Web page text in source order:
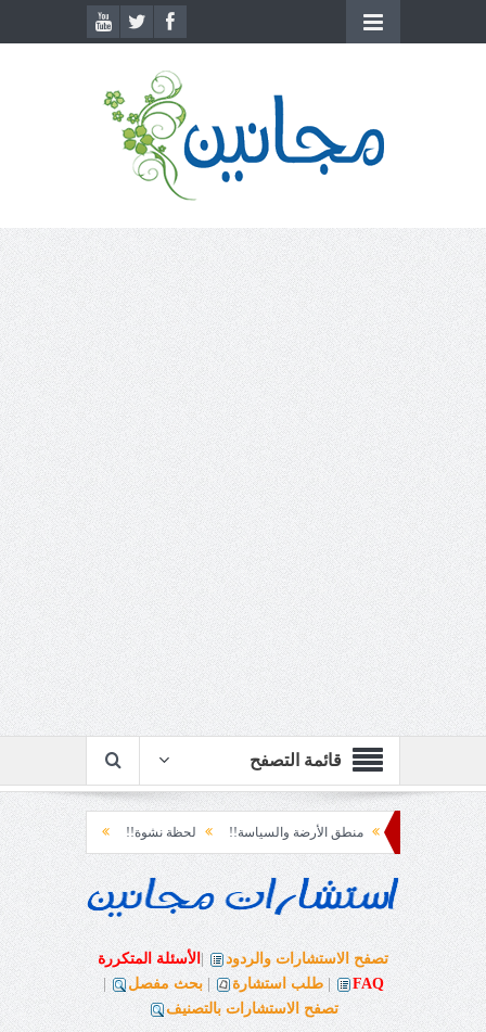
قائمة التصفح
منطق الأرضة والسياسة!! لحظة نشوة!! سياسة!! تاج الهرمية!!
تصفح الاستشارات والردود | الأسئلة المتكررة
FAQ
| طلب استشارة | بحث مفصل
|
تصفح الاستشارات بالتصنيف